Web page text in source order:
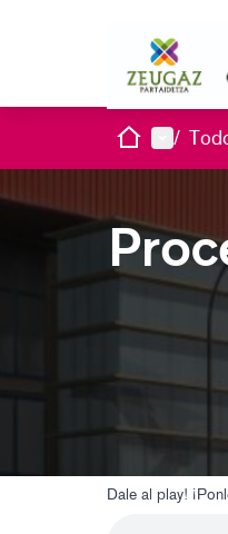
InicioMenú
/
Dale al play!